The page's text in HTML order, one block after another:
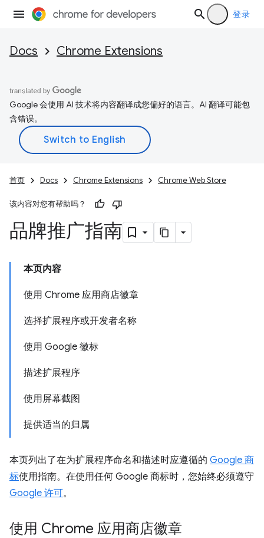
登录
Docs Chrome Extensions
Google 会使用 AI 技术将内容翻译成您偏好的语言。AI 翻译可能包
含错误。
首页 Docs Chrome Extensions Chrome Web Store
该内容对您有帮助吗？
品牌推广指南
本页内容
使用 Chrome 应用商店徽章
选择扩展程序或开发者名称
使用 Google 徽标
描述扩展程序
使用屏幕截图
提供适当的归属
本页列出了在为扩展程序命名和描述时应遵循的 Google 商
标使用指南。在使用任何 Google 商标时，您始终必须遵守
Google 许可。
使用 Chrome 应用商店徽章